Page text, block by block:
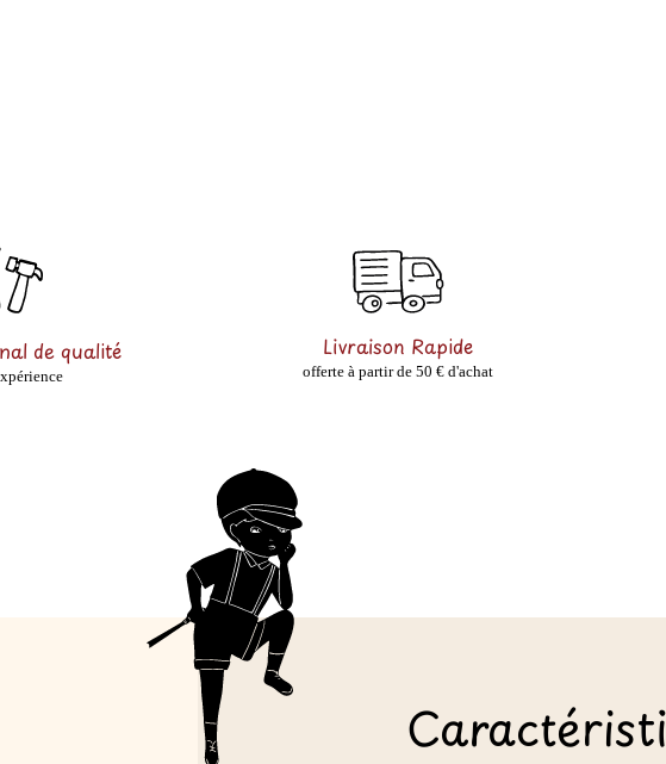
de qualité Livraison Rapide
offerte à partir de 50 € d'achat